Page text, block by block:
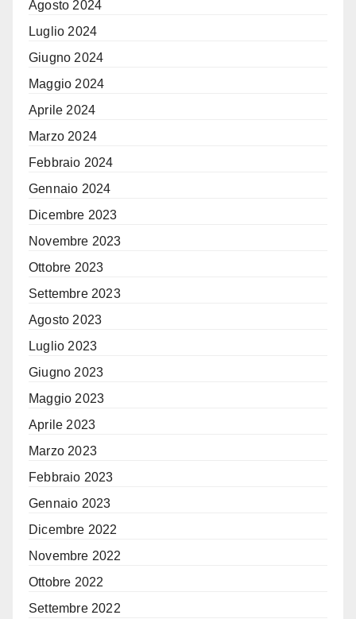
Agosto 2024
Luglio 2024
Giugno 2024
Maggio 2024
Aprile 2024
Marzo 2024
Febbraio 2024
Gennaio 2024
Dicembre 2023
Novembre 2023
Ottobre 2023
Settembre 2023
Agosto 2023
Luglio 2023
Giugno 2023
Maggio 2023
Aprile 2023
Marzo 2023
Febbraio 2023
Gennaio 2023
Dicembre 2022
Novembre 2022
Ottobre 2022
Settembre 2022